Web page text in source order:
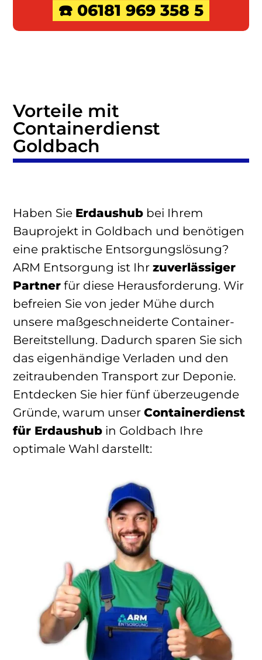
☎️ 06181 969 358 5
Vorteile mit
Containerdienst
Goldbach
Haben Sie Erdaushub bei Ihrem
Bauprojekt in Goldbach und benötigen
eine praktische Entsorgungslösung?
ARM Entsorgung ist Ihr zuverlässiger
Partner für diese Herausforderung. Wir
befreien Sie von jeder Mühe durch
unsere maßgeschneiderte Container-
Bereitstellung. Dadurch sparen Sie sich
das eigenhändige Verladen und den
zeitraubenden Transport zur Deponie.
Entdecken Sie hier fünf überzeugende
Gründe, warum unser Containerdienst
für Erdaushub in Goldbach Ihre
optimale Wahl darstellt: